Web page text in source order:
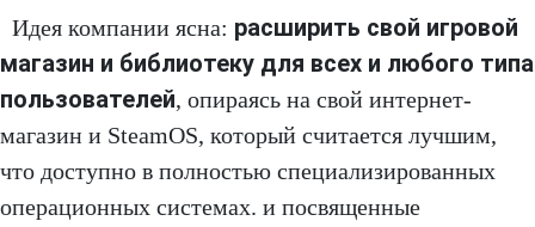
Идея компании ясна: расширить свой игровой
магазин и библиотеку для всех и любого типа
пользователей, опираясь на свой интернет-
магазин и SteamOS, который считается лучшим,
что доступно в полностью специализированных
операционных системах. и посвященные